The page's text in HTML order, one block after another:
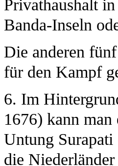
Privathaushalt
Banda-Inseln
Die anderen
für den Kampf
6. Im
1676) kann
Untung Surapati
die